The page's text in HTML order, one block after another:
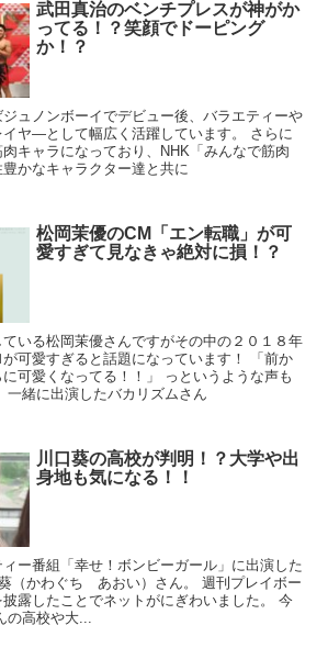
武田真治のベンチプレスが神がか
ってる！？笑顔でドーピング
か！？
ュノンボーイでデビュー後、バラエティーや
イヤ―として幅広く活躍しています。 さらに
キャラになっており、NHK「みんなで筋肉
かなキャラクター達と共に
松岡茉優のCM「エン転職」が可
愛すぎて見なきゃ絶対に損！？
いる松岡茉優さんですがその中の２０１８年
可愛すぎると話題になっています！ 「前か
可愛くなってる！！」 っというような声も
一緒に出演したバカリズムさん
川口葵の高校が判明！？大学や出
身地も気になる！！
ー番組「幸せ！ボンビーガール」に出演した
かわぐち あおい）さん。 週刊プレイボー
露したことでネットがにぎわいました。 今
高校や大...